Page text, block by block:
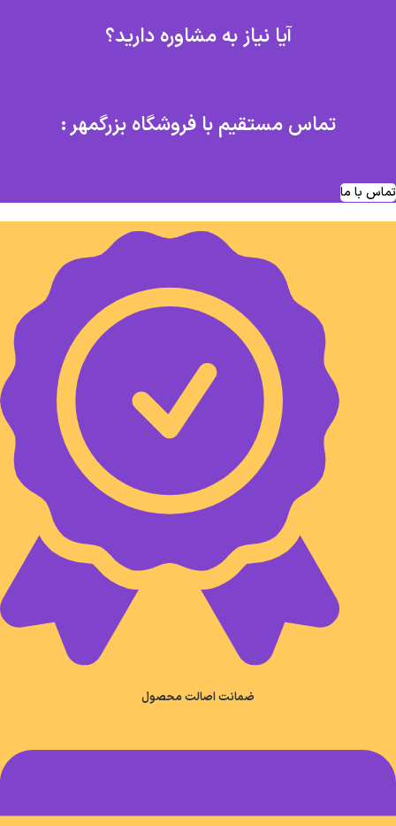
آیا نیاز به مشاوره دارید؟
تماس مستقیم با فروشگاه بزرگمهر :
تماس با ما
ضمانت اصالت محصول